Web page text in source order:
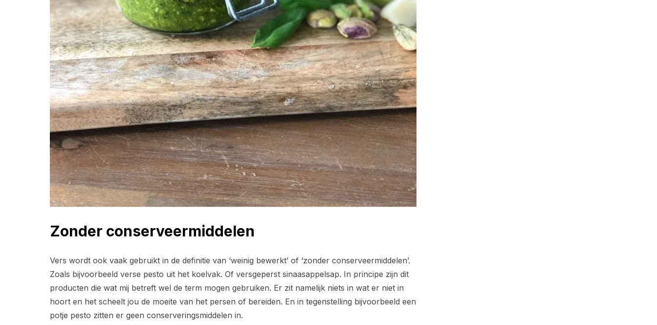
Zonder conserveermiddelen
Vers wordt ook vaak gebruikt in de definitie van ‘weinig bewerkt’ of ‘zonder conserveermiddelen’.
Zoals bijvoorbeeld verse pesto uit het koelvak. Of versgeperst sinaasappelsap. In principe zijn dit
producten die wat mij betreft wel de term mogen gebruiken. Er zit namelijk niets in wat er niet in
hoort en het scheelt jou de moeite van het persen of bereiden. En in tegenstelling bijvoorbeeld een
potje pesto zitten er geen conserveringsmiddelen in.